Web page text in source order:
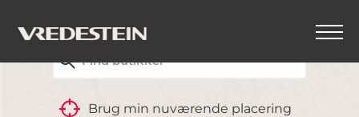
Brug min nuværende placering